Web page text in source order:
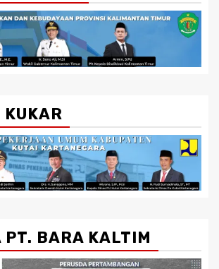
KUKAR
PT. BARA KALTIM